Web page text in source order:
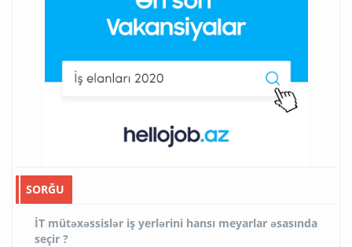
SORĞU
İT mütəxəssislər iş yerlərini hansı meyarlar əsasında
seçir ?